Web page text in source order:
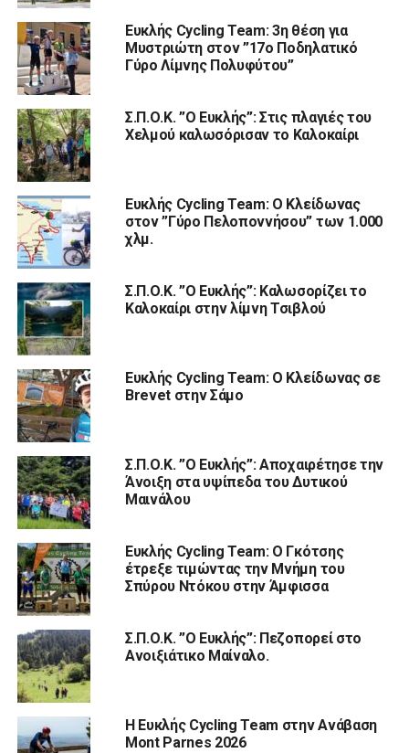
Ευκλής Cycling Team: 3η θέση για
Μυστριώτη στον ”17ο Ποδηλατικό
Γύρο Λίμνης Πολυφύτου”
Σ.Π.Ο.Κ. ”Ο Ευκλής”: Στις πλαγιές του
Χελμού καλωσόρισαν το Καλοκαίρι
Ευκλής Cycling Team: Ο Κλείδωνας
στον ”Γύρο Πελοποννήσου” των 1.000
χλμ.
Σ.Π.Ο.Κ. ”Ο Ευκλής”: Καλωσορίζει το
Καλοκαίρι στην λίμνη Τσιβλού
Ευκλής Cycling Team: Ο Κλείδωνας σε
Brevet στην Σάμο
Σ.Π.Ο.Κ. ”Ο Ευκλής”: Αποχαιρέτησε την
Άνοιξη στα υψίπεδα του Δυτικού
Μαινάλου
Ευκλής Cycling Team: Ο Γκότσης
έτρεξε τιμώντας την Μνήμη του
Σπύρου Ντόκου στην Άμφισσα
Σ.Π.Ο.Κ. ”Ο Ευκλής”: Πεζοπορεί στο
Ανοιξιάτικο Μαίναλο.
Η Ευκλής Cycling Team στην Ανάβαση
Mont Parnes 2026